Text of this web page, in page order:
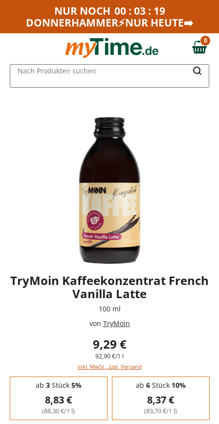
Zum Hauptinhalt springen
Zur Navigation springen
NUR NOCH 00 : 03 : 19
DONNERHAMMER⚡NUR HEUTE➡️
0,00 €
0
Nach Produkten suchen
TryMoin Kaffeekonzentrat French
Vanilla Latte
100 ml
von TryMoin
9,29 €
92,90 €/1 l
inkl. MwSt., zzgl. Versand
Staffelpreise - Mengenrabatt
ab 3Stück 5%
8,83 €
(88,30 €/1 l)
ab 6Stück 10%
8,37 €
(83,70 €/1 l)